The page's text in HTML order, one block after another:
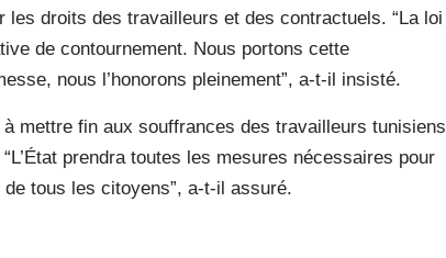
les droits des travailleurs et des contractuels. “La loi
de contournement. Nous portons cette
nous l’honorons pleinement”, a-t-il insisté.
mettre fin aux souffrances des travailleurs tunisiens
prendra toutes les mesures nécessaires pour
tous les citoyens”, a-t-il assuré.